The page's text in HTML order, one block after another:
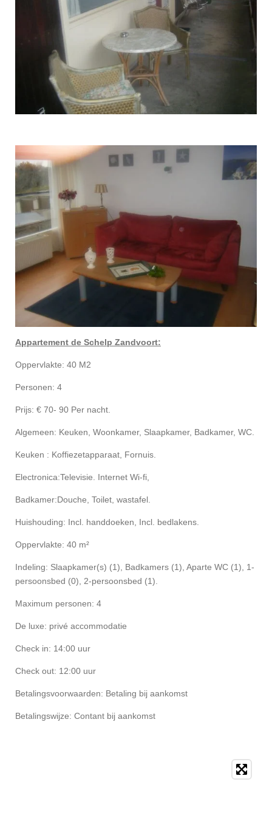
Appartement de Schelp Zandvoort:
Oppervlakte: 40 M2
Personen: 4
Prijs: € 70- 90 Per nacht.
Algemeen: Keuken, Woonkamer, Slaapkamer, Badkamer, WC.
Keuken : Koffiezetapparaat, Fornuis.
Electronica:Televisie. Internet Wi-fi,
Badkamer:Douche, Toilet, wastafel.
Huishouding: Incl. handdoeken, Incl. bedlakens.
Oppervlakte: 40 m²
Indeling: Slaapkamer(s) (1), Badkamers (1), Aparte WC (1), 1-
persoonsbed (0), 2-persoonsbed (1).
Maximum personen: 4
De luxe: privé accommodatie
Check in: 14:00 uur
Check out: 12:00 uur
Betalingsvoorwaarden: Betaling bij aankomst
Betalingswijze: Contant bij aankomst